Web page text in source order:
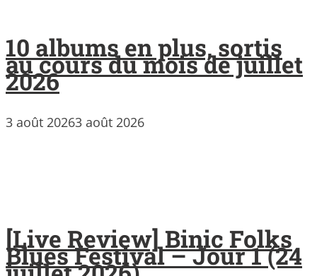
10 albums en plus, sortis
au cours du mois de juillet
2026
3 août 20263 août 2026
[Live Review] Binic Folks
Blues Festival – Jour 1 (24